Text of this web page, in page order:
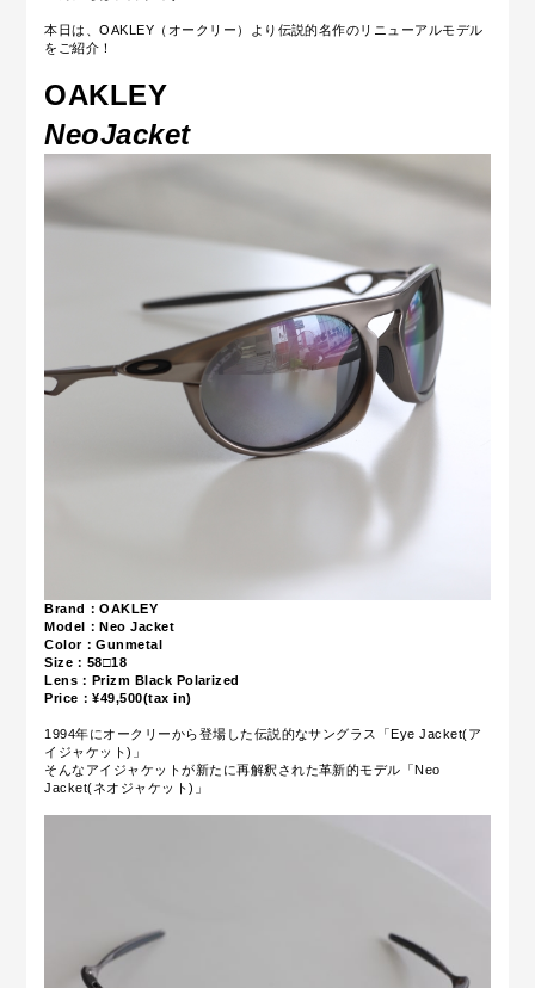
本日は、OAKLEY（オークリー）より伝説的名作のリニューアルモデル
を ご紹介！
OAKLEY
NeoJacket
Brand：OAKLEY
Model：Neo Jacket
Color：Gunmetal
Size：58□18
Lens：Prizm Black Polarized
Price：¥49,500(tax in)
1994年にオークリーから登場した伝説的なサングラス「Eye Jacket(ア
イジャケット)」
そんなアイジャケットが新たに再解釈された革新的モデル「Neo
Jacket(ネオジャケット)」